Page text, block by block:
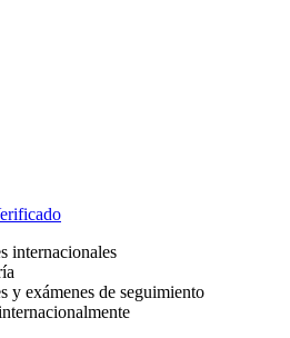
internacionales
y exámenes de seguimiento